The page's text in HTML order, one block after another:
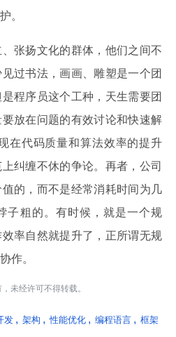
。
张扬文化的群体，他们之间不
过书法，画画、雕塑是一个团
程序员这个工种，天生需要团
放在问题的有效讨论和快速解
在代码质量和算法效率的提升
纠缠不休的争论。再者，公司
的，而不是经常消耗时间为几
子粗的。有时候，就是一个规
率自然就提升了，正所谓无规
作。
未经许可不得转载。
发 架构 性能优化 编程语言 框架